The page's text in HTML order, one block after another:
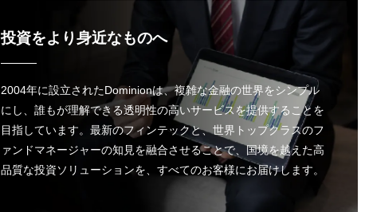
投資をより身近なものへ
2004年に設立されたDominionは、複雑な金融の世界をシンプル
にし、誰もが理解できる透明性の高いサービスを提供することを
目指しています。最新のフィンテックと、世界トップクラスのフ
ァンドマネージャーの知見を融合させることで、国境を越えた高
品質な投資ソリューションを、すべてのお客様にお届けします。